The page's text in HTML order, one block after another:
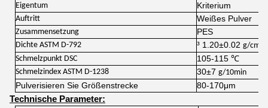
Eigentum Kriterium
Auftritt Weißes Pulver
Zusammensetzung PES
Dichte ASTM D-792 ³ 1.20±0.02 g/cm
Schmelzpunkt DSC
105-115 ℃
Schmelzindex ASTM D-1238 30±7 g/10min
Pulverisieren Sie Größenstrecke
80-170μm
Technische Parameter: